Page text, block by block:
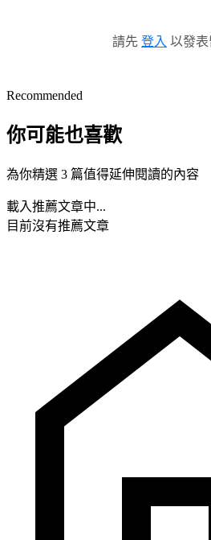
請先 登入 以發表
Recommended
你可能也喜歡
為你精選 3 篇值得延伸閱讀的內容
載入推薦文章中...
目前沒有推薦文章